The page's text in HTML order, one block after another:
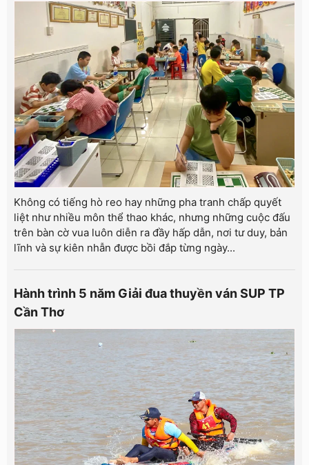
Không có tiếng hò reo hay những pha tranh chấp quyết
liệt như nhiều môn thể thao khác, nhưng những cuộc đấu
trên bàn cờ vua luôn diễn ra đầy hấp dẫn, nơi tư duy, bản
lĩnh và sự kiên nhẫn được bồi đắp từng ngày...
Hành trình 5 năm Giải đua thuyền ván SUP TP
Cần Thơ